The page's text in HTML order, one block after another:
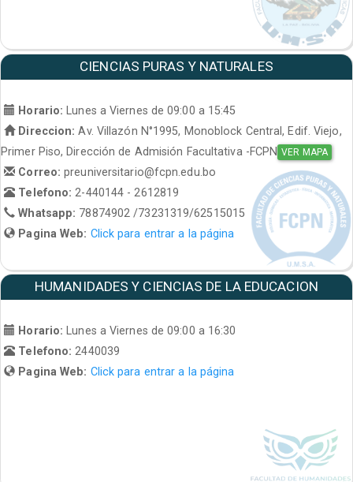
CIENCIAS PURAS Y NATURALES
Horario:
Lunes a Viernes de 09:00 a 15:45
Direccion: Av. Villazón N°1995, Monoblock Central, Edif. Viejo,
Primer Piso, Dirección de Admisión Facultativa -FCPN VER MAPA
Correo:preuniversitario@fcpn.edu.bo
Telefono: 2-440144 - 2612819
Whatsapp: 78874902 /73231319/62515015
Pagina Web: Click para entrar a la página
HUMANIDADES Y CIENCIAS DE LA EDUCACION
Horario: Lunes a Viernes de 09:00 a 16:30
Telefono:2440039
Pagina Web: Click para entrar a la página